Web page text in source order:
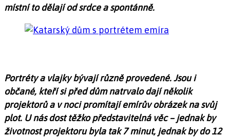
místní to dělají od srdce a spontánně.
Portréty a vlajky bývají různě provedené. Jsou i
občané, kteří si před dům natrvalo dají několik
projektorů a v noci promítají emírův obrázek na svůj
plot. U nás dost těžko představitelná věc – jednak by
životnost projektoru byla tak 7 minut, jednak by do 12